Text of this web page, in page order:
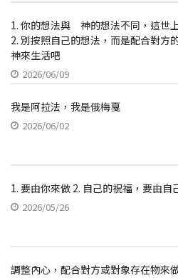
1. 你的想法與 神的想法不同，這世
2. 別按照自己的想法，而是配合對方
神來生活吧
2026/06/09
我是阿拉法，我是俄梅戛
2026/06/02
1. 要由你來做 2. 自己的祝福，要由自
2026/05/26
調整內心，配合對方或對象存在物來